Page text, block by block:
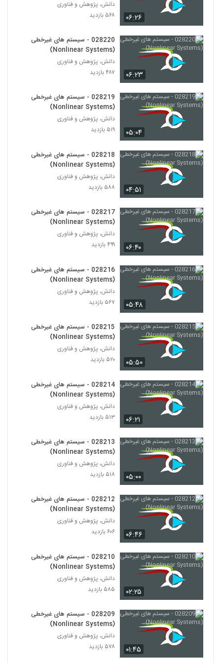
028223 - مدیریت زیست محیطی
(Environmental Management)
۵۳۱ بازدید
028224 - مدیریت زیست محیطی
214
(Environmental Management)
۴۸۵ بازدید
028226 - مدیریت زیست محیطی
(Environmental Management)
۵۲۸ بازدید
028227 - مدیریت زیست محیطی
217
(Environmental Management)
۵۴۲ بازدید
028229 - مدیریت زیست محیطی
(Environmental Management)
۴۷۳ بازدید
028230 - مدیریت زیست محیطی
220
(Environmental Management)
221
028232 - مدیریت زیست محیطی
(Environmental Management)
028233 - مدیریت زیست محیطی
223
(Complex Engineered Systems)
224
028235 - سیستم های مهندسی شده پیچیده
(Complex Engineered Systems)
028236 - سیستم های مهندسی شده پیچیده
۵۲۳ بازدید
226
028237 - سیستم های مهندسی شده پیچیده
(Complex Engineered Systems)
028238 - سیستم های مهندسی شده پیچیده
(Complex Engineered Systems)
۴۷۰ بازدید
028239 - سیستم های مهندسی شده پیچیده
۵۰۵ بازدید
۰۶:۲۶
دانش، پژوهش و فناوری
۵۶۸ بازدید
۰۶:۲۳
028220 - سیستم های غیرخطی
(Nonlinear Systems)
دانش، پژوهش و فناوری
۴۸۷ بازدید
۰۵:۰۴
028219 - سیستم های غیرخطی
(Nonlinear Systems)
دانش، پژوهش و فناوری
۵۱۹ بازدید
۰۴:۵۱
028218 - سیستم های غیرخطی
(Nonlinear Systems)
دانش، پژوهش و فناوری
۵۸۸ بازدید
۰۶:۴۰
028217 - سیستم های غیرخطی
(Nonlinear Systems)
دانش، پژوهش و فناوری
۴۹۹ بازدید
۰۵:۴۸
028216 - سیستم های غیرخطی
(Nonlinear Systems)
دانش، پژوهش و فناوری
۵۶۷ بازدید
۰۵:۵۰
028215 - سیستم های غیرخطی
(Nonlinear Systems)
دانش، پژوهش و فناوری
۵۲۰ بازدید
۰۶:۲۱
028214 - سیستم های غیرخطی
(Nonlinear Systems)
دانش، پژوهش و فناوری
۵۱۳ بازدید
۰۵:۰۰
028213 - سیستم های غیرخطی
(Nonlinear Systems)
دانش، پژوهش و فناوری
۵۱۸ بازدید
۰۶:۴۶
028212 - سیستم های غیرخطی
(Nonlinear Systems)
دانش، پژوهش و فناوری
۶۰۶ بازدید
۰۲:۲۵
028210 - سیستم های غیرخطی
(Nonlinear Systems)
دانش، پژوهش و فناوری
۵۸۵ بازدید
۰۱:۴۵
028209 - سیستم های غیرخطی
(Nonlinear Systems)
دانش، پژوهش و فناوری
۵۷۸ بازدید